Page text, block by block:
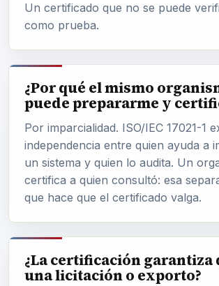
Un certificado que no se puede
como prueba.
¿Por qué el mismo
puede prepararme y
Por imparcialidad. ISO/IEC 17021-1
independencia entre quien ayuda a
un sistema y quien lo audita. Un
certifica a quien consultó: esa
que hace que el certificado valga.
¿La certificación garantiza
una licitación o exporto?